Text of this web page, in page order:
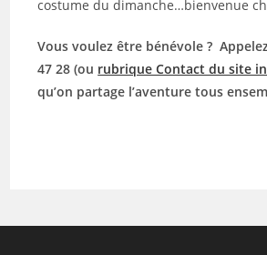
costume du dimanche…bienvenue
Vous voulez être bénévole ?
47 28 (ou rubrique Contact du site
qu’on partage l’aventure tous